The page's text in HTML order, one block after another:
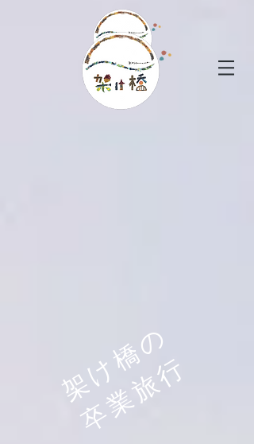
架け橋の
卒業旅行